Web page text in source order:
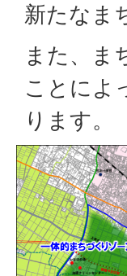
新たなま
また、ま
ことによ
ります。